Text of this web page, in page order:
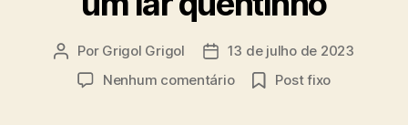
Por Grigol Grigol
13 de julho de 2023
Nenhum comentário
Post fixo